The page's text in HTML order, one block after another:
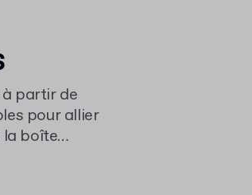
partir de
pour allier
la boîte
emballages
de